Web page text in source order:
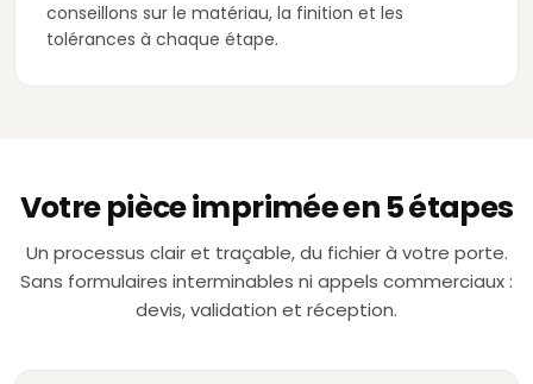
conseillons sur le matériau, la finition et les
tolérances à chaque étape.
Votre pièce imprimée en 5 étapes
Un processus clair et traçable, du fichier à votre porte.
Sans formulaires interminables ni appels commerciaux :
devis, validation et réception.